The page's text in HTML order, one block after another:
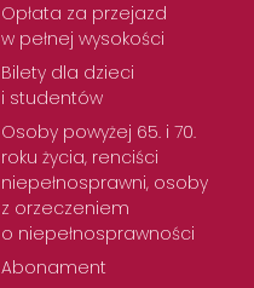
Opłata za przejazd
w pełnej wysokości
Bilety dla dzieci
i studentów
Osoby powyżej 65. i 70.
roku życia, renciści
niepełnosprawni, osoby
z orzeczeniem
o niepełnosprawności
Abonament